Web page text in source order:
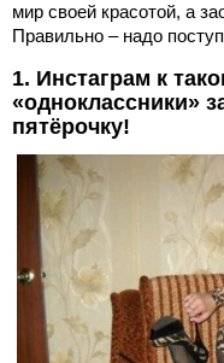
мир своей красотой, а
Правильно – надо
1. Инстаграм к
«одноклассники»
пятёрочку!